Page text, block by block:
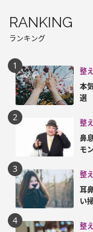
RANKING
ランキング
整
本
選
整
鼻
モン
整
耳
い
整